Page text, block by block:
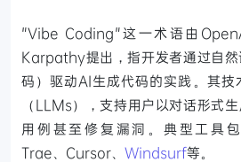
"Vibe Coding"这一术语由
Karpathy提出，指开发者通过自然
码）驱动AI生成代码的实践。其技
（LLMs），支持用户以对话形式
用例甚至修复漏洞。典型工具
Trae、Cursor、 Windsurf等。